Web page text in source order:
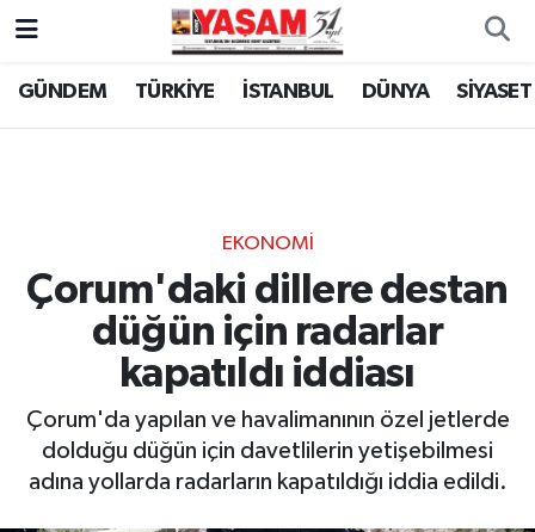
GÜNDEM TÜRKİYE İSTANBUL DÜNYA SİYASET
EKONOMİ
Çorum'daki dillere destan
düğün için radarlar
kapatıldı iddiası
Çorum'da yapılan ve havalimanının özel jetlerde
dolduğu düğün için davetlilerin yetişebilmesi
adına yollarda radarların kapatıldığı iddia edildi.